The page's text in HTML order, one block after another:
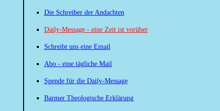
Die Schreiber der Andachten
Daily-Message - eine Zeit ist vorüber
Schreibt uns eine Email
Abo - eine tägliche Mail
Spende für die Daily-Message
Barmer Theologische Erklärung